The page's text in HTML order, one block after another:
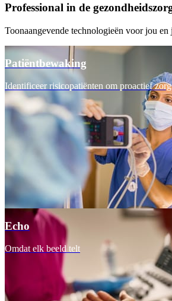
Professional in de
Toonaangevende technologieën voor jou en
Patiëntbewaking
Identificeer risicopatiënten om proactief
Echo
Omdat elk beeld telt